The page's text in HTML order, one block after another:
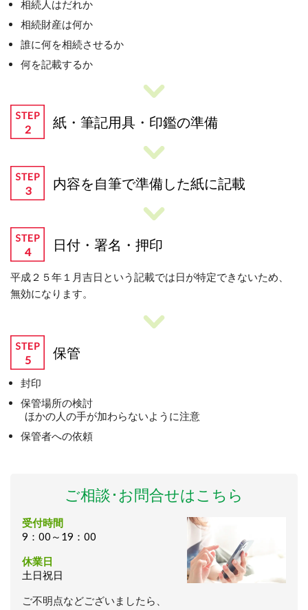
相続人はだれか
相続財産は何か
誰に何を相続させるか
何を記載するか
紙・筆記用具・印鑑の準備
内容を自筆で準備した紙に記載
日付・署名・押印
平成２５年１月吉日という記載では日が特定できないため、
無効になります。
保管
封印
保管場所の検討
ほかの人の手が加わらないように注意
保管者への依頼
ご相談･お問合せはこちら
受付時間
9：00～19：00
休業日
土日祝日
ご不明点などございましたら、